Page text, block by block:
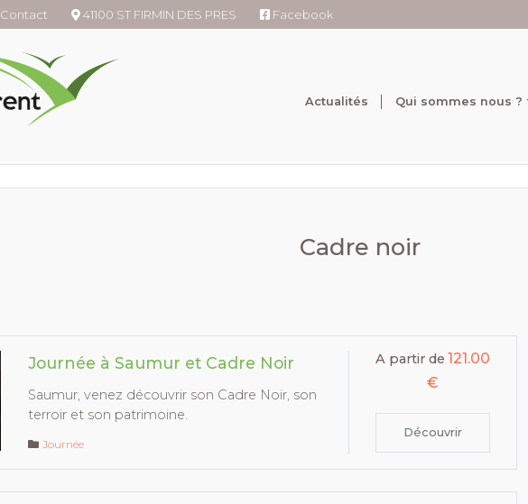
Contact 41100 ST FIRMIN DES PRES Facebook
Actualités Qui sommes nous ?
Cadre noir
Journée à Saumur et Cadre Noir
Saumur, venez découvrir son Cadre Noir, son
terroir et son patrimoine.
Journée
A partir de 121.00
€
Découvrir